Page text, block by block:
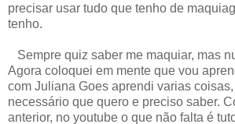
precisar usar tudo que tenho de
tenho.
Sempre quiz saber me maquiar, mas
Agora coloquei em mente que vou
com Juliana Goes aprendi varias
necessário que quero e preciso saber.
anterior, no youtube o que não falta é